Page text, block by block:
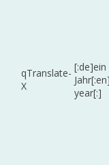
qTranslate-
X
[:de]ein
year[:]